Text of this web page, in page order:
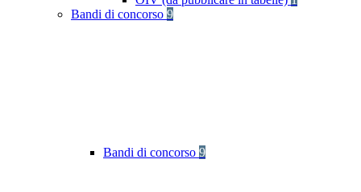
Bandi di concorso 9
Bandi di concorso 9